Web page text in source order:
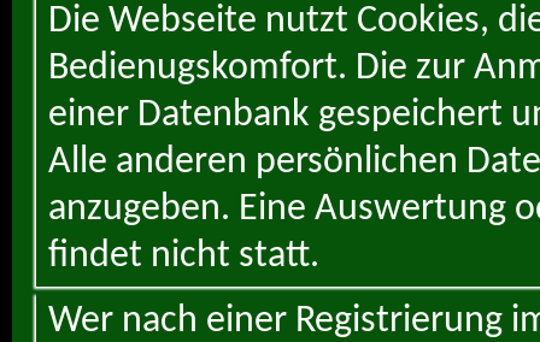
Die Webseite nutzt Cookies,
Bedienugskomfort. Die zur
einer Datenbank gespeichert
Alle anderen persönlichen
anzugeben. Eine Auswertung
findet nicht statt.
Wer nach einer Registrierung